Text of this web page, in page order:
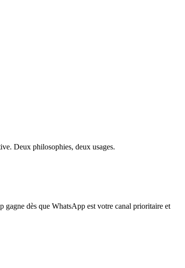
Deux philosophies, deux usages.
dès que WhatsApp est votre canal prioritaire et